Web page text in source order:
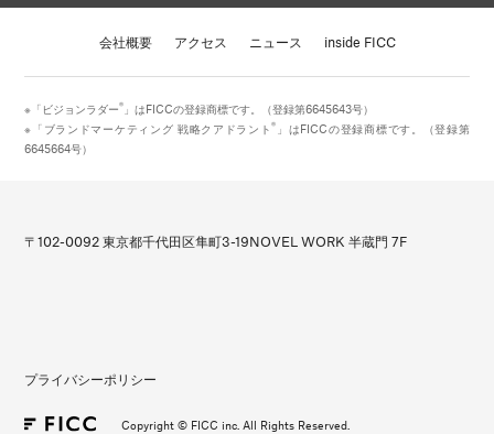
会社概要 アクセス ニュース inside FICC
※「ビジョンラダー® 」はFICCの登録商標です。（登録第6645643号）
※「ブランドマーケティング 戦略クアドラント® 」はFICCの登録商標です。（登録第
6645664号）
〒102-0092 東京都千代田区隼町3-19NOVEL WORK 半蔵門 7F
プライバシーポリシー
Copyright © FICC inc. All Rights Reserved.